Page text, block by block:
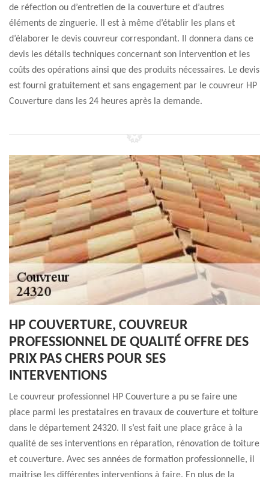
de réfection ou d’entretien de la couverture et d’autres
éléments de zinguerie. Il est à même d’établir les plans et
d’élaborer le devis couvreur correspondant. Il donnera dans ce
devis les détails techniques concernant son intervention et les
coûts des opérations ainsi que des produits nécessaires. Le devis
est fourni gratuitement et sans engagement par le couvreur HP
Couverture dans les 24 heures après la demande.
HP COUVERTURE, COUVREUR
PROFESSIONNEL DE QUALITÉ OFFRE DES
PRIX PAS CHERS POUR SES
INTERVENTIONS
Le couvreur professionnel HP Couverture a pu se faire une
place parmi les prestataires en travaux de couverture et toiture
dans le département 24320. Il s’est fait une place grâce à la
qualité de ses interventions en réparation, rénovation de toiture
et couverture. Avec ses années de formation professionnelle, il